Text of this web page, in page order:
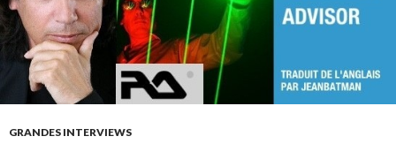
GRANDES INTERVIEWS